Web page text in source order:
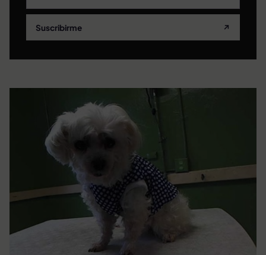
Suscribirme ↗